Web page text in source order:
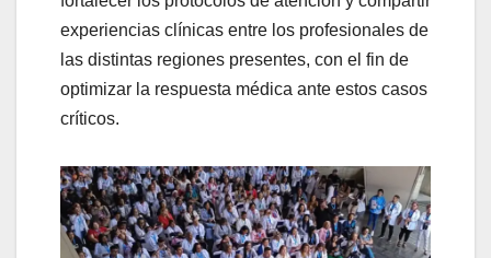
experiencias clínicas entre los profesionales de
las distintas regiones presentes, con el fin de
optimizar la respuesta médica ante estos casos
críticos.